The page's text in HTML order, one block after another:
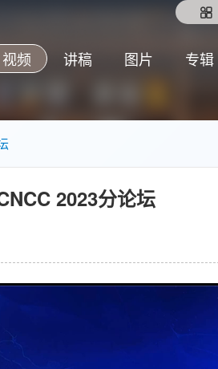
视频 讲稿 图片 专辑
2023分论坛